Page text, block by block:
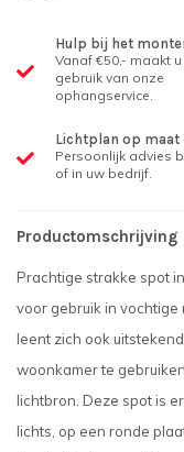
Hulp bij het
Vanaf €50,- maakt u
gebruik van onze
ophangservice.
Lichtplan op maat
Persoonlijk advies
of in uw bedrijf.
Productomschrijving
Prachtige strakke spot
voor gebruik in vochtige
leent zich ook
woonkamer te
lichtbron. Deze spot is
lichts, op een ronde